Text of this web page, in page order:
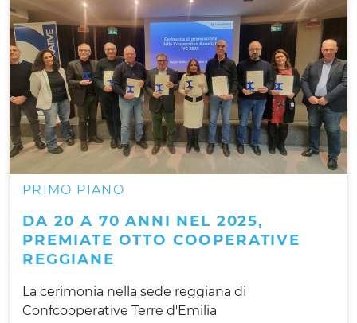
PRIMO PIANO
DA 20 A 70 ANNI NEL 2025,
PREMIATE OTTO COOPERATIVE
REGGIANE
La cerimonia nella sede reggiana di
Confcooperative Terre d'Emilia